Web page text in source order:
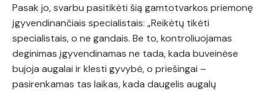
Pasak jo, svarbu pasitikėti šią gamtotvarkos priemonę
įgyvendinančiais specialistais: „Reikėtų tikėti
specialistais, o ne gandais. Be to, kontroliuojamas
deginimas įgyvendinamas ne tada, kada buveinėse
bujoja augalai ir klesti gyvybė, o priešingai –
pasirenkamas tas laikas, kada daugelis augalų